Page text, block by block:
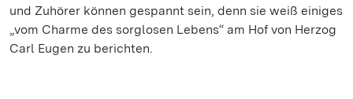
und Zuhörer können gespannt sein, denn sie weiß einiges
„vom Charme des sorglosen Lebens“ am Hof von Herzog
Carl Eugen zu berichten.